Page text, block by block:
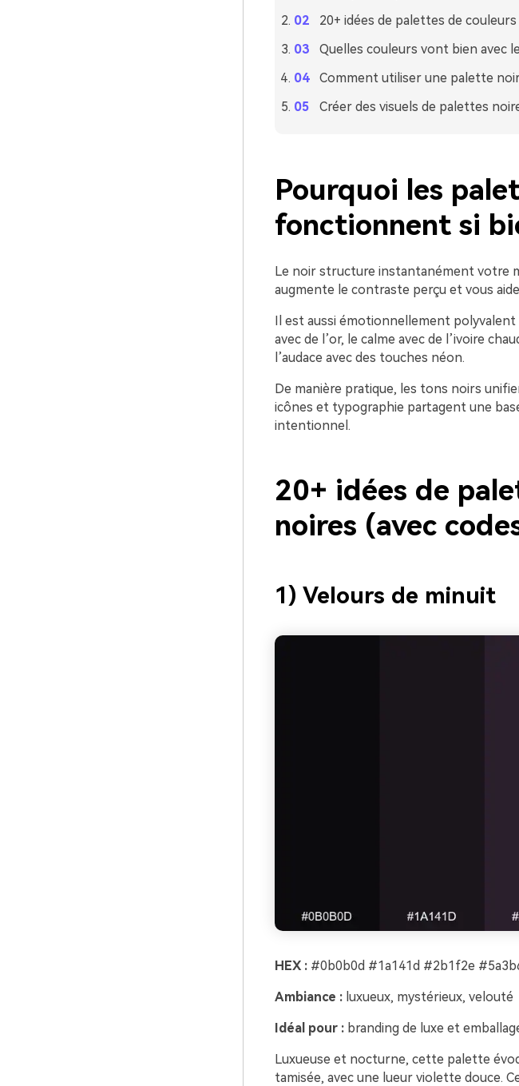
20+ idées de palettes de
Quelles couleurs vont bien avec
Comment utiliser une palette
Créer des visuels de palettes
Pourquoi les
fonctionnent si
Le noir structure instantanément votre
augmente le contraste perçu et vous
Il est aussi émotionnellement
avec de l’or, le calme avec de l’ivoire
l’audace avec des touches néon.
De manière pratique, les tons noirs
icônes et typographie partagent une
intentionnel.
20+ idées de
noires (avec
1) Velours de minuit
HEX :#0b0b0d #1a141d #2b1f2e
Ambiance :luxueux, mystérieux, velouté
Idéal pour :branding de luxe et
Luxueuse et nocturne, cette palette
tamisée, avec une lueur violette douce.